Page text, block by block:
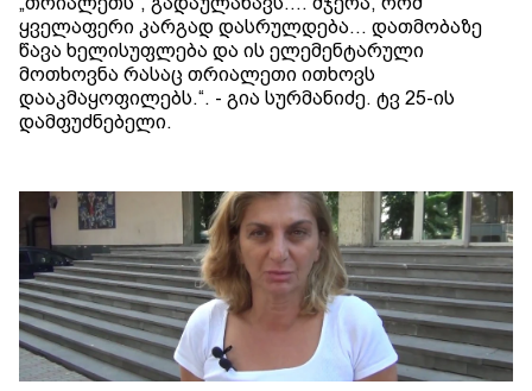
ყველაფერი კარგად დასრულდება... დათმობაზე
წავა ხელისუფლება და ის ელემენტარული
მოთხოვნა რასაც თრიალეთი ითხოვს
დააკმაყოფილებს.“. - გია სურმანიძე. ტვ 25-ის
დამფუძნებელი.